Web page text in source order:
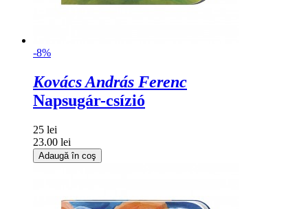
-8%
Kovács András Ferenc
Napsugár-csízió
25 lei
23.00 lei
Adaugă în coş